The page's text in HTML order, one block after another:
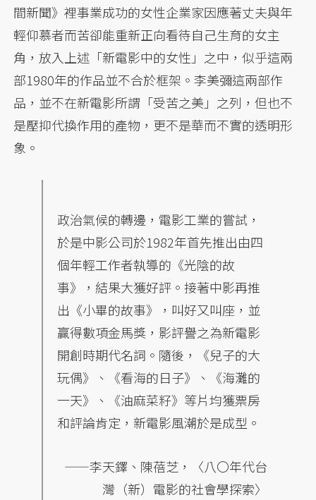
間新聞》裡事業成功的女性企業家因應著丈夫與年
輕仰慕者而苦卻能重新正向看待自己生育的女主
角，放入上述「新電影中的女性」之中，似乎這兩
部1980年的作品並不合於框架。李美彌這兩部作
品，並不在新電影所謂「受苦之美」之列，但也不
是壓抑代換作用的產物，更不是華而不實的透明形
象。
政治氣候的轉邊，電影工業的嘗試，
於是中影公司於1982年首先推出由四
個年輕工作者執導的《光陰的故
事》，結果大獲好評。接著中影再推
出《小畢的故事》，叫好又叫座，並
贏得數項金馬獎，影評譽之為新電影
開創時期代名詞。隨後，《兒子的大
玩偶》、《看海的日子》、《海灘的
一天》、《油麻菜籽》等片均獲票房
和評論肯定，新電影風潮於是成型。
——李天鐸、陳蓓芝，〈八〇年代台
灣（新）電影的社會學探索〉